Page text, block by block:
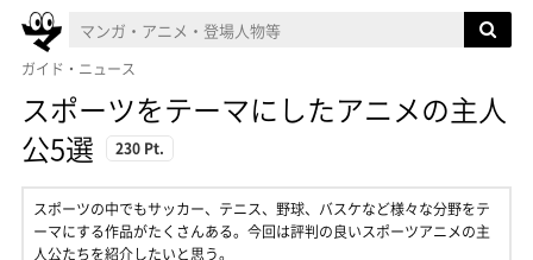
ガイド・ニュース
スポーツをテーマにしたアニメの主人
公5選
230 Pt.
スポーツの中でもサッカー、テニス、野球、バスケなど様々な分野をテ
ーマにする作品がたくさんある。今回は評判の良いスポーツアニメの主
人公たちを紹介したいと思う。